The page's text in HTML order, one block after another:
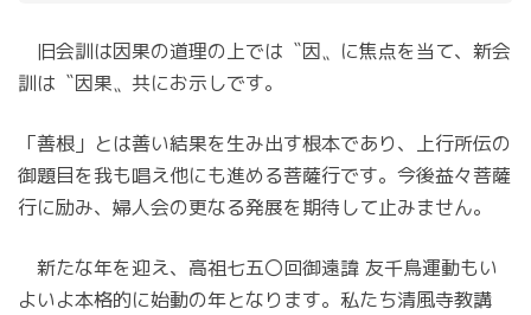
旧会訓は因果の道理の上では〝因〟に焦点を当て、新会
訓は〝因果〟共にお示しです。
「善根」とは善い結果を生み出す根本であり、上行所伝の
御題目を我も唱え他にも進める菩薩行です。今後益々菩薩
行に励み、婦人会の更なる発展を期待して止みません。
新たな年を迎え、高祖七五〇回御遠諱 友千鳥運動もい
よいよ本格的に始動の年となります。私たち清風寺教講